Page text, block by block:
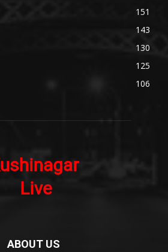
151
143
130
125
106
ABOUT US